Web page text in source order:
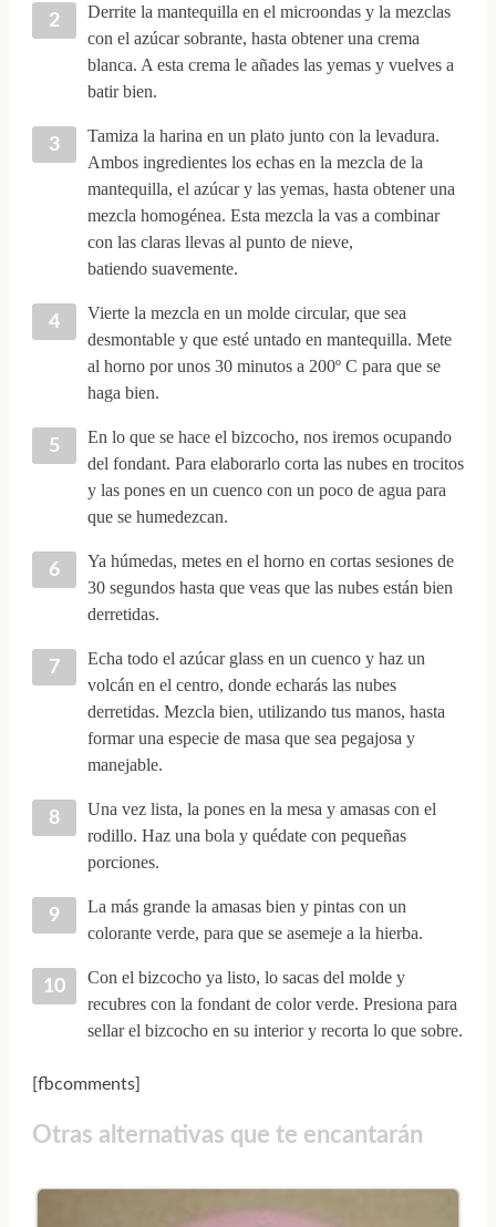
Derrite la mantequilla en el microondas y la mezclas
con el azúcar sobrante, hasta obtener una crema
blanca. A esta crema le añades las yemas y vuelves a
batir bien.
Tamiza la harina en un plato junto con la levadura.
Ambos ingredientes los echas en la mezcla de la
mantequilla, el azúcar y las yemas, hasta obtener una
mezcla homogénea. Esta mezcla la vas a combinar
con las claras llevas al punto de nieve,
batiendo suavemente.
Vierte la mezcla en un molde circular, que sea
desmontable y que esté untado en mantequilla. Mete
al horno por unos 30 minutos a 200º C para que se
haga bien.
En lo que se hace el bizcocho, nos iremos ocupando
del fondant. Para elaborarlo corta las nubes en trocitos
y las pones en un cuenco con un poco de agua para
que se humedezcan.
Ya húmedas, metes en el horno en cortas sesiones de
30 segundos hasta que veas que las nubes están bien
derretidas.
Echa todo el azúcar glass en un cuenco y haz un
volcán en el centro, donde echarás las nubes
derretidas. Mezcla bien, utilizando tus manos, hasta
formar una especie de masa que sea pegajosa y
manejable.
Una vez lista, la pones en la mesa y amasas con el
rodillo. Haz una bola y quédate con pequeñas
porciones.
La más grande la amasas bien y pintas con un
colorante verde, para que se asemeje a la hierba.
Con el bizcocho ya listo, lo sacas del molde y
recubres con la fondant de color verde. Presiona para
sellar el bizcocho en su interior y recorta lo que sobre.
[fbcomments]
Otras alternativas que te encantarán